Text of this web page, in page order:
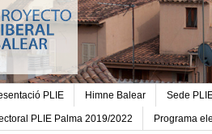
PLIE Himne Balear Sede
PLIE Palma 2019/2022 Programa